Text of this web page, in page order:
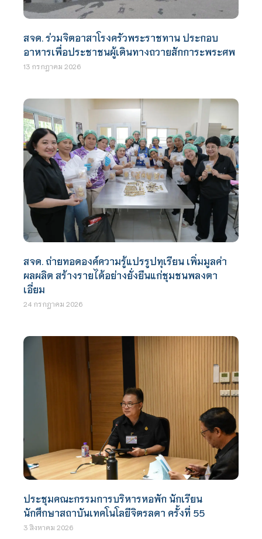
สจด. ร่วมจิตอาสาโรงครัวพระราชทาน ประกอบ
อาหารเพื่อประชาชนผู้เดินทางถวายสักการะพระศพ
13 กรกฎาคม 2026
สจด. ถ่ายทอดองค์ความรู้แปรรูปทุเรียน เพิ่มมูลค่า
ผลผลิต สร้างรายได้อย่างยั่งยืนแก่ชุมชนพลงตา
เอี่ยม
24 กรกฎาคม 2026
ประชุมคณะกรรมการบริหารหอพัก นักเรียน
นักศึกษาสถาบันเทคโนโลยีจิตรลดา ครั้งที่ 55
3 สิงหาคม 2026